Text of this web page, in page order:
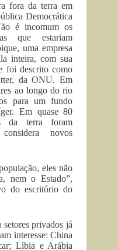
fora da terra em
Democrática
é incomum os
que estariam
uma empresa
inteira, com sua
foi descrito como
da ONU. Em
ao longo do rio
para um fundo
Em quase 80
da terra foram
novos
eles não
nem o Estado”,
do escritório do
privados já
interesse: China
Líbia e Arábia